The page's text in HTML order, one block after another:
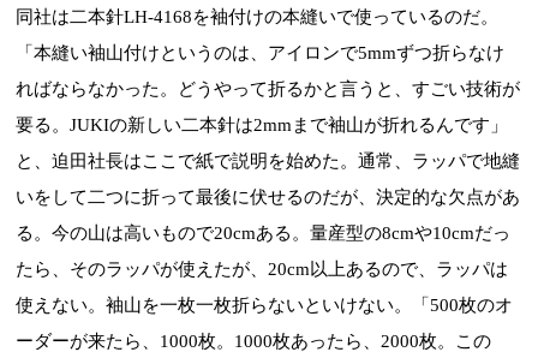
同社は二本針LH-4168を袖付けの本縫いで使っているのだ。
「本縫い袖山付けというのは、アイロンで5mmずつ折らなけ
ればならなかった。どうやって折るかと言うと、すごい技術が
要る。JUKIの新しい二本針は2mmまで袖山が折れるんです」
と、迫田社長はここで紙で説明を始めた。通常、ラッパで地縫
いをして二つに折って最後に伏せるのだが、決定的な欠点があ
る。今の山は高いもので20cmある。量産型の8cmや10cmだっ
たら、そのラッパが使えたが、20cm以上あるので、ラッパは
使えない。袖山を一枚一枚折らないといけない。「500枚のオ
ーダーが来たら、1000枚。1000枚あったら、2000枚。この